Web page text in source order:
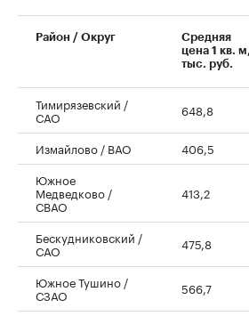
00:00 / 00:00
Район / Округ
Средняя
цена 1 кв. м,
тыс. руб.
Тимирязевский /
САО 648,8
Измайлово / ВАО 406,5
Южное
Медведково /
СВАО
413,2
Бескудниковский /
САО 475,8
Южное Тушино /
СЗАО 566,7